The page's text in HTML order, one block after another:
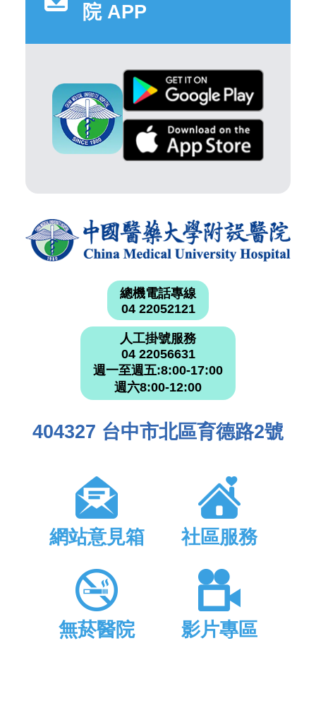
院 APP
總機電話專線
04 22052121
人工掛號服務
04 22056631
週一至週五:8:00-17:00
週六8:00-12:00
404327 台中市北區育德路2號
網站意見箱 社區服務
無菸醫院 影片專區